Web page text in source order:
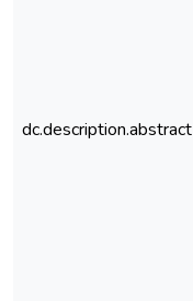
dc.description.abstract